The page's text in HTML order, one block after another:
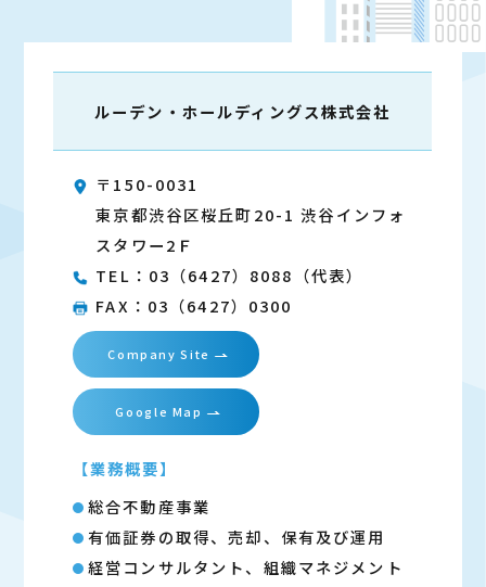
ルーデン・ ホールディングス株式会社
〒150-0031
東京都渋⾕区桜丘町20-1 渋⾕インフォ
スタワー2Ｆ
TEL：03（6427）8088（代表）
FAX：03（6427）0300
Company Site
Google Map
【業務概要】
総合不動産事業
有価証券の取得、売却、保有及び運用
経営コンサルタント、組織マネジメント